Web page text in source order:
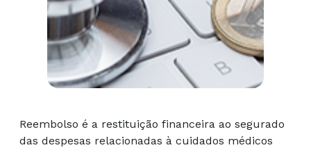
Reembolso é a restituição financeira ao segurado
das despesas relacionadas à cuidados médicos